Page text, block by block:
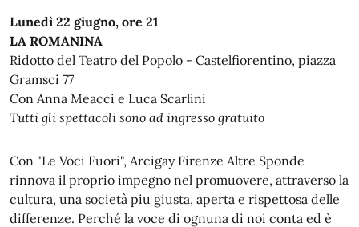
Lunedì 22 giugno, ore 21
LA ROMANINA
Ridotto del Teatro del Popolo - Castelfiorentino, piazza
Gramsci 77
Con Anna Meacci e Luca Scarlini
Tutti gli spettacoli sono ad ingresso gratuito
Con "Le Voci Fuori", Arcigay Firenze Altre Sponde
rinnova il proprio impegno nel promuovere, attraverso la
cultura, una società piu giusta, aperta e rispettosa delle
differenze. Perché la voce di ognuna di noi conta ed è